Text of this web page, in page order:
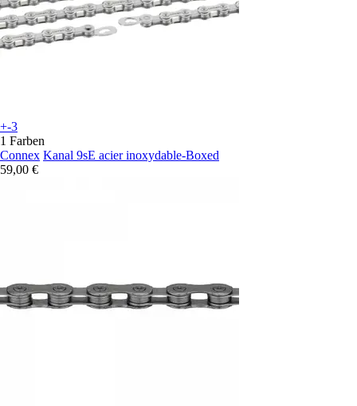
+-3
1 Farben
Connex Kanal 9sE acier inoxydable-Boxed
59,00 €